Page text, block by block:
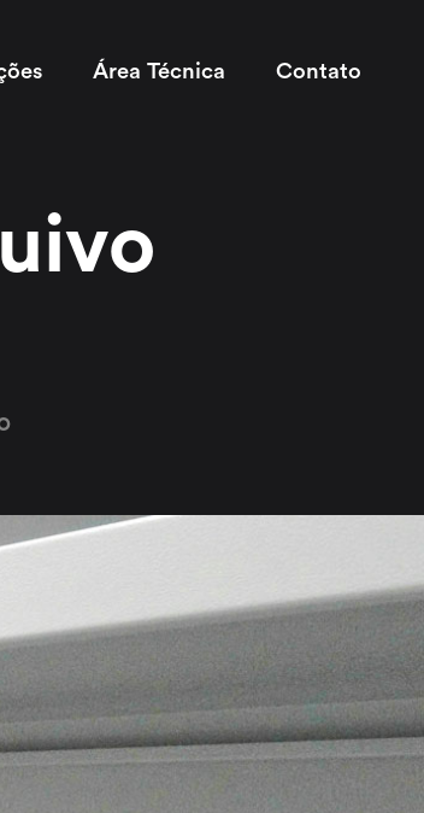
Área Técnica Contato